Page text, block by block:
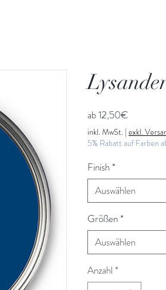
ab12,50€
Preis
inkl. MwSt. | exkl.
5% Rabatt auf Farben
Finish*
Auswählen
Größen*
Auswählen
Anzahl *